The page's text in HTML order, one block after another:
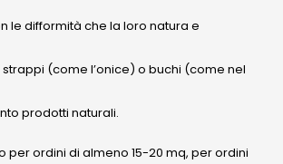
le difformità che la loro natura e
(come l’onice) o buchi (come nel
prodotti naturali.
per ordini di almeno 15-20 mq, per ordini